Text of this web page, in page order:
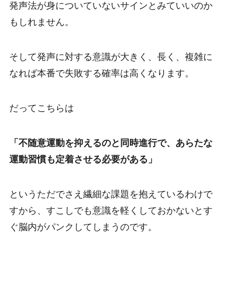
発声法が身についていないサインとみていいのか
もしれません。
そして発声に対する意識が大きく、長く、複雑に
なれば本番で失敗する確率は高くなります。
だってこちらは
「不随意運動を抑えるのと同時進行で、あらたな
運動習慣も定着させる必要がある」
というただでさえ繊細な課題を抱えているわけで
すから、すこしでも意識を軽くしておかないとす
ぐ脳内がパンクしてしまうのです。